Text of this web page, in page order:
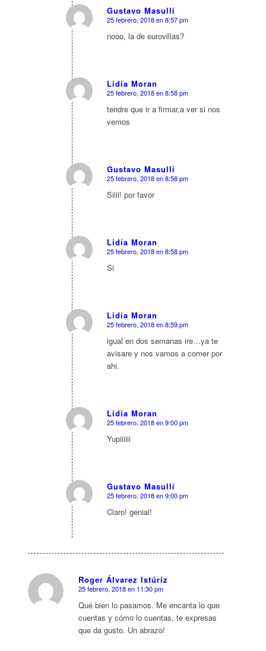
Gustavo Masulli
Dice:
25 febrero, 2018 en 8:57 pm
nooo, la de eurovillas?
Lidia Moran
Dice:
25 febrero, 2018 en 8:58 pm
tendre que ir a firmar,a ver si nos
vemos
Gustavo Masulli
Dice:
25 febrero, 2018 en 8:58 pm
Siiii! por favor
Lidia Moran
Dice:
25 febrero, 2018 en 8:58 pm
Si
Lidia Moran
Dice:
25 febrero, 2018 en 8:59 pm
igual en dos semanas ire…ya te
avisare y nos vamos a comer por
ahi.
Lidia Moran
Dice:
25 febrero, 2018 en 9:00 pm
Yupiiiiii
Gustavo Masulli
Dice:
25 febrero, 2018 en 9:00 pm
Claro! genial!
Roger Álvarez Istúriz
Dice:
25 febrero, 2018 en 11:30 pm
Qué bien lo pasamos. Me encanta lo que
cuentas y cómo lo cuentas, te expresas
que da gusto. Un abrazo!